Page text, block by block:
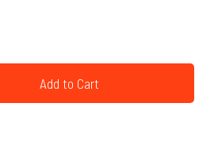
Add to Cart